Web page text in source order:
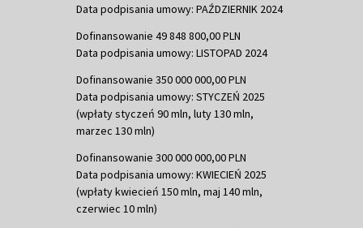
Data podpisania umowy: PAŹDZIERNIK 2024
Dofinansowanie 49 848 800,00 PLN
Data podpisania umowy: LISTOPAD 2024
Dofinansowanie 350 000 000,00 PLN
Data podpisania umowy: STYCZEŃ 2025
(wpłaty styczeń 90 mln, luty 130 mln,
marzec 130 mln)
Dofinansowanie 300 000 000,00 PLN
Data podpisania umowy: KWIECIEŃ 2025
(wpłaty kwiecień 150 mln, maj 140 mln,
czerwiec 10 mln)